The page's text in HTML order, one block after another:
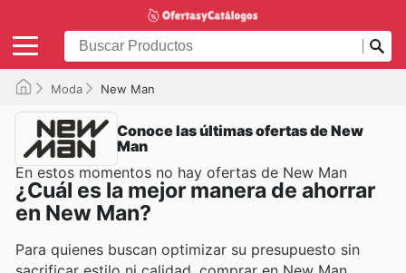
Moda New Man
Conoce las últimas ofertas de New
Man
En estos momentos no hay ofertas de New Man
¿Cuál es la mejor manera de ahorrar
en New Man?
Para quienes buscan optimizar su presupuesto sin